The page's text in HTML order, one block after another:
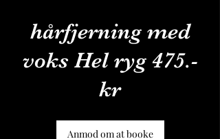
hårfjerning med
voks Hel ryg 475.-
kr
Anmod om at booke